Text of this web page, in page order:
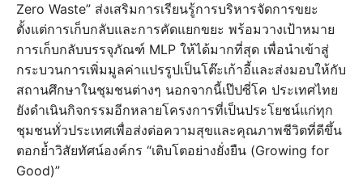
Zero Waste” ส่งเสริมการเรียนรู้การบริหารจัดการขยะ
ตั้งแต่การเก็บกลับและการคัดแยกขยะ พร้อมวางเป้าหมาย
การเก็บกลับบรรจุภัณฑ์ MLP ให้ได้มากที่สุด เพื่อนำเข้าสู่
กระบวนการเพิ่มมูลค่าแปรรูปเป็นโต๊ะเก้าอี้และส่งมอบให้กับ
สถานศึกษาในชุมชนต่างๆ นอกจากนี้เป๊ปซี่โค ประเทศไทย
ยังดำเนินกิจกรรมอีกหลายโครงการที่เป็นประโยชน์แก่ทุก
ชุมชนทั่วประเทศเพื่อส่งต่อความสุขและคุณภาพชีวิตที่ดีขึ้น
ตอกย้ำวิสัยทัศน์องค์กร “เติบโตอย่างยั่งยืน (Growing for
Good)”